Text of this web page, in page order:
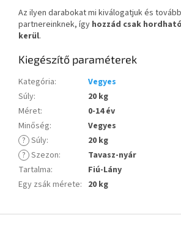
Az ilyen darabokat mi kiválogatjuk és
partnereinknek, így hozzád csak
kerül.
Kiegészítő paraméterek
Kategória:
Vegyes
Súly:
20 kg
Méret:
0-14 év
Minőség:
Vegyes
? Súly:
20 kg
? Szezon:
Tavasz-nyár
Tartalma:
Fiú-Lány
Egy zsák mérete: 20 kg